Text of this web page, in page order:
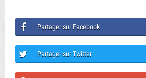
Partager sur Facebook
Partager sur Twitter